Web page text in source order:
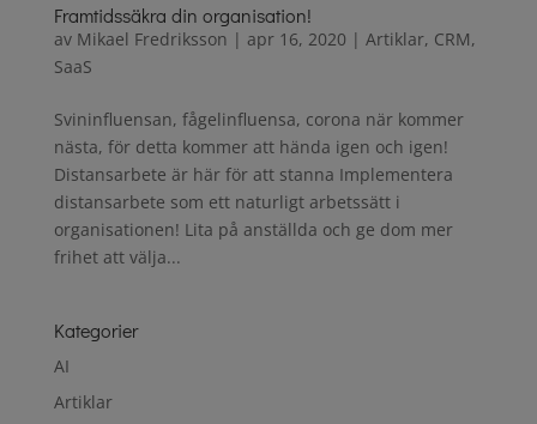
Framtidssäkra din organisation!
av Mikael Fredriksson | apr 16, 2020 | Artiklar, CRM,
SaaS
Svininfluensan, fågelinfluensa, corona när kommer
nästa, för detta kommer att hända igen och igen!
Distansarbete är här för att stanna Implementera
distansarbete som ett naturligt arbetssätt i
organisationen! Lita på anställda och ge dom mer
frihet att välja...
Kategorier
AI
Artiklar